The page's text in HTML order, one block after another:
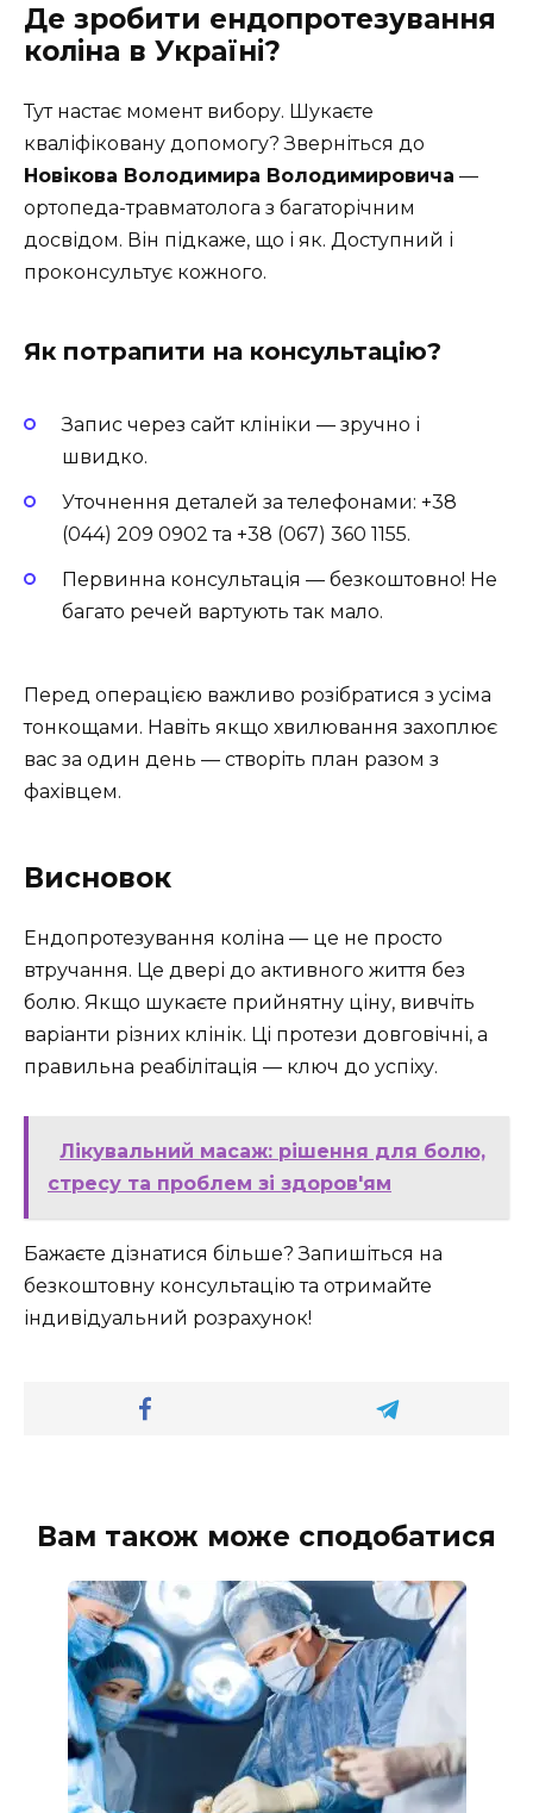
Де зробити ендопротезування
коліна в Україні?
Тут настає момент вибору. Шукаєте
кваліфіковану допомогу? Зверніться до
Новікова Володимира Володимировича —
ортопеда-травматолога з багаторічним
досвідом. Він підкаже, що і як. Доступний і
проконсультує кожного.
Як потрапити на консультацію?
Запис через сайт клініки — зручно і
швидко.
Уточнення деталей за телефонами: +38
(044) 209 0902 та +38 (067) 360 1155.
Первинна консультація — безкоштовно! Не
багато речей вартують так мало.
Перед операцією важливо розібратися з усіма
тонкощами. Навіть якщо хвилювання захоплює
вас за один день — створіть план разом з
фахівцем.
Висновок
Ендопротезування коліна — це не просто
втручання. Це двері до активного життя без
болю. Якщо шукаєте прийнятну ціну, вивчіть
варіанти різних клінік. Ці протези довговічні, а
правильна реабілітація — ключ до успіху.
Лікувальний масаж: рішення для болю,
стресу та проблем зі здоров'ям
Бажаєте дізнатися більше? Запишіться на
безкоштовну консультацію та отримайте
індивідуальний розрахунок!
Вам також може сподобатися